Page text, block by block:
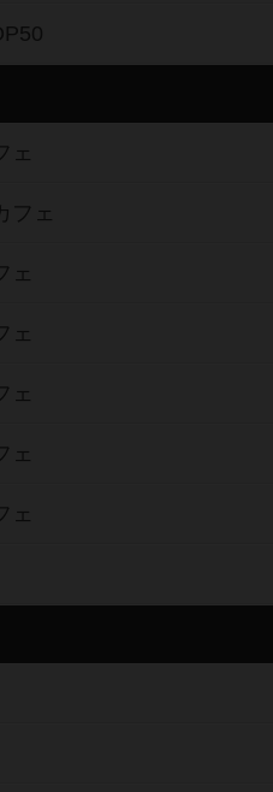
ェ
フェ
ェ
ェ
ェ
ェ
ェ